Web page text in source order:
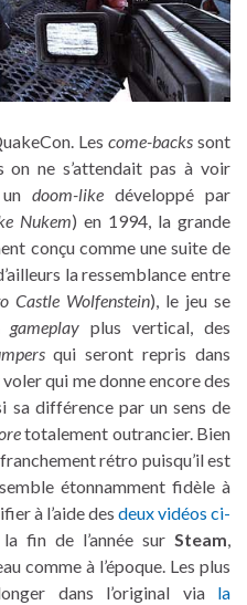
Les come-backssont
on ne s’attendait pas à voir
undoom-like développé par
Nukem) en 1994, la grande
conçu comme une suite de
la ressemblance entre
Castle Wolfenstein), le jeu se
gameplay plus vertical, des
qui seront repris dans
qui me donne encore des
sa différence par un sens de
totalement outrancier. Bien
rétro puisqu’il est
étonnamment fidèle à
à l’aide des deux vidéos ci-
fin de l’année sur Steam,
comme à l’époque. Les plus
dans l’original via la